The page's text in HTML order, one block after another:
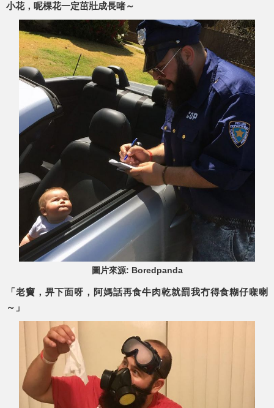
小花，呢棵花一定茁壯成長啫～
圖片來源: Boredpanda
「老竇，畀下面呀，阿媽話再食牛肉乾就罰我冇得食糊仔㗎喇
～」